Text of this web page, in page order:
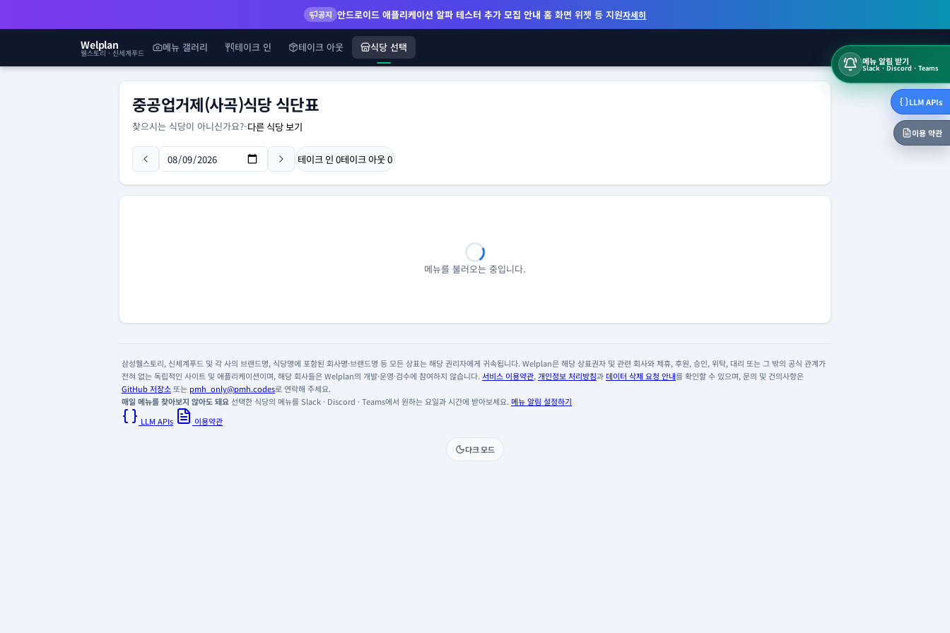
공지 안드로이드 애플리케이션 알파 테스터 추가 모집 안내 홈 화면 위젯 등 지원자세히
Welplan
웰스토리 · 신세계푸드 메뉴 갤러리 테이크 인 테이크 아웃 식당 선택
메뉴 알림 받기
Slack · Discord · Teams
LLM APIs
이용 약관
중공업거제(사곡)식당 식단표
찾으시는 식당이 아니신가요?-다른 식당 보기
테이크 인 0테이크 아웃0
메뉴를 불러오는 중입니다.
삼성웰스토리, 신세계푸드 및 각 사의 브랜드명, 식당명에 포함된 회사명·브랜드명 등 모든 상표는 해당 권리자에게 귀속됩니다. Welplan은 해당 상표권자 및 관련 회사와 제휴, 후원, 승인, 위탁, 대리 또는 그 밖의 공식 관계가
전혀 없는 독립적인 사이트 및 애플리케이션이며, 해당 회사들은 Welplan의 개발·운영·검수에 참여하지 않습니다. 서비스 이용약관, 개인정보 처리방침과데이터 삭제 요청 안내를 확인할 수 있으며, 문의 및 건의사항은
GitHub 저장소 또는 pmh_only@pmh.codes로 연락해 주세요.
매일 메뉴를 찾아보지 않아도 돼요선택한 식당의 메뉴를 Slack · Discord · Teams에서 원하는 요일과 시간에 받아보세요. 메뉴 알림 설정하기
LLM APIs
이용약관
다크 모드